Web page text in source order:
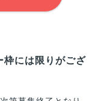
には限りがござ